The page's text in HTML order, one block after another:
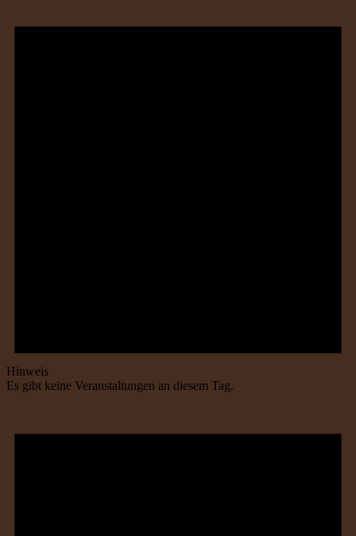
Hinweis
Es gibt keine Veranstaltungen an diesem Tag.